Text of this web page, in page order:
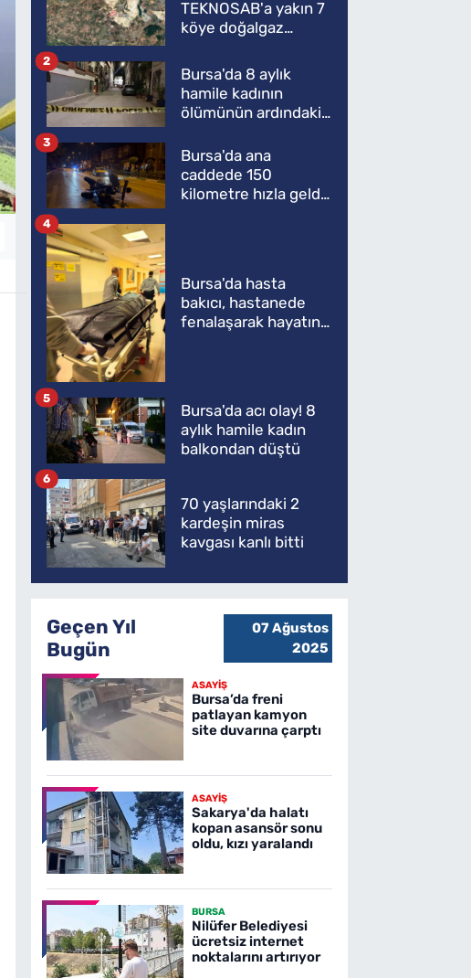
TEKNOSAB'a yakın 7
köye doğalgaz
Bursa'da 8 aylık
hamile kadının
ölümünün ardındaki
2
Bursa'da ana
caddede 150
kilometre hızla geldi,
3
Bursa'da hasta
bakıcı, hastanede
fenalaşarak hayatını
4
Bursa'da acı olay! 8
aylık hamile kadın
balkondan düştü
5
70 yaşlarındaki 2
kardeşin miras
kavgası kanlı bitti
6
Geçen Yıl
Bugün
07 Ağustos
2025
ASAYİŞ
Bursa’da freni
patlayan kamyon
site duvarına çarptı
ASAYİŞ
Sakarya'da halatı
kopan asansör sonu
oldu, kızı yaralandı
BURSA
Nilüfer Belediyesi
ücretsiz internet
noktalarını artırıyor